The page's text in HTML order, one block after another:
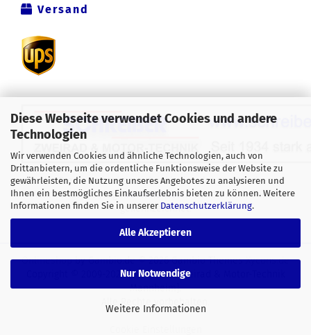
Diese Webseite verwendet Cookies und andere
Technologien
Wir verwenden Cookies und ähnliche Technologien, auch von
Drittanbietern, um die ordentliche Funktionsweise der Website zu
gewährleisten, die Nutzung unseres Angebotes zu analysieren und
Ihnen ein bestmögliches Einkaufserlebnis bieten zu können. Weitere
Informationen finden Sie in unserer Datenschutzerklärung.
Alle Akzeptieren
Nur Notwendige
Weitere Informationen
Versand
Alle Preise verstehen sich inklusive der gesetzlichen
Mehrwertsteuer, zzgl.Versandkostensoweit nicht anders
gekennzeichnet.
Onlineshopby Gambio.de © 2026 Gambio ThemesXycons.de
Copyright © 2009-2024 [Schreiber Zweirad & Motor-Technik
Mannheim].
Alle Rechte vorbehalten.